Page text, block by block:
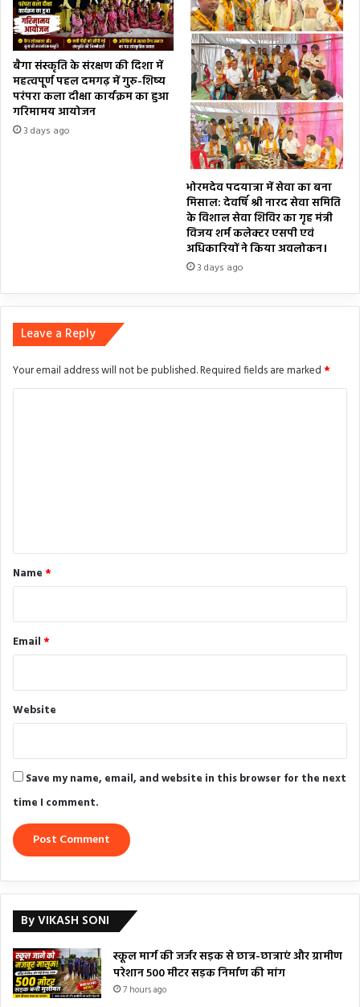
बैगा संस्कृति के संरक्षण की दिशा में
महत्वपूर्ण पहल दमगढ़ में गुरु-शिष्य
परंपरा कला दीक्षा कार्यक्रम का हुआ
गरिमामय आयोजन
3 days ago
भोरमदेव पदयात्रा में सेवा का बना
मिसाल: देवर्षि श्री नारद सेवा समिति
के विशाल सेवा शिविर का गृह मंत्री
विजय शर्म कलेक्टर एसपी एवं
अधिकारियों ने किया अवलोकन।
3 days ago
Leave a Reply
Your email address will not be published.Required fields are marked *
*
Name *
Email *
Website
Save my name, email, and website in this browser for the next
time I comment.
By VIKASH SONI
स्कूल मार्ग की जर्जर सड़क से छात्र-छात्राएं और ग्रामीण
परेशान 500 मीटर सड़क निर्माण की मांग
7 hours ago